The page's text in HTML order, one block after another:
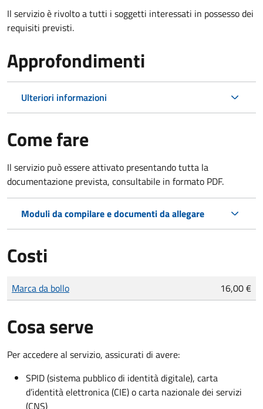
Il servizio è rivolto a tutti i soggetti interessati in possesso dei
requisiti previsti.
Approfondimenti
Ulteriori informazioni
Come fare
Il servizio può essere attivato presentando tutta la
documentazione prevista, consultabile in formato PDF.
Moduli da compilare e documenti da allegare
Costi
Tipo di pagamento
Importo
Marca da bollo 16,00 €
Cosa serve
Per accedere al servizio, assicurati di avere:
SPID (sistema pubblico di identità digitale), carta
d’identità elettronica (CIE) o carta nazionale dei servizi
(CNS)